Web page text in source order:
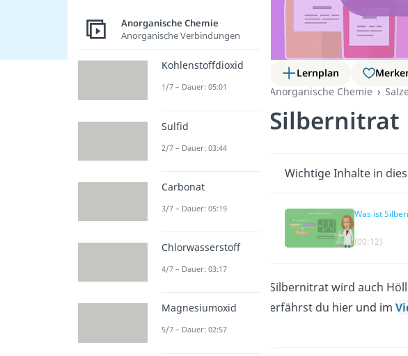
Lernplan
Anorganische Chemie
Silbernitrat
Wichtige Inhalte in
Was ist
(00:12)
Silbernitrat wird auch
erfährst du hier und im
Anorganische Chemie
Anorganische Verbindungen
Kohlenstoffdioxid
1/7 – Dauer: 05:01
Sulfid
2/7 – Dauer: 03:44
Carbonat
3/7 – Dauer: 05:19
Chlorwasserstoff
4/7 – Dauer: 03:17
Magnesiumoxid
5/7 – Dauer: 02:57